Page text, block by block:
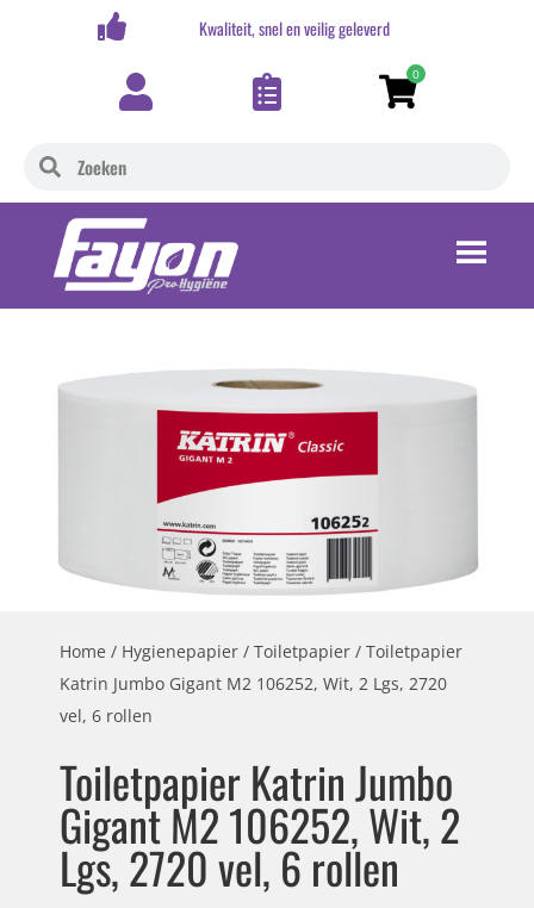
Kwaliteit, snel en veilig geleverd
0
Home / Hygienepapier / Toiletpapier / Toiletpapier
Katrin Jumbo Gigant M2 106252, Wit, 2 Lgs, 2720
vel, 6 rollen
Toiletpapier Katrin Jumbo
Gigant M2 106252, Wit, 2
Lgs, 2720 vel, 6 rollen